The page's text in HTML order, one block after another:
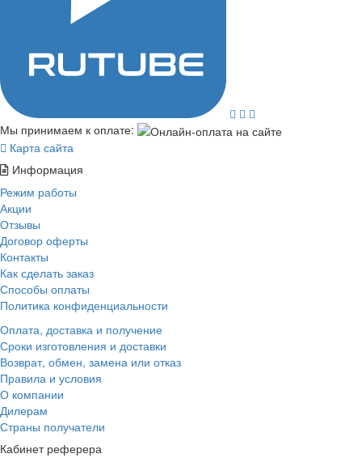
Мы принимаем к оплате:
Карта сайта
Информация
Режим работы
Акции
Отзывы
Договор оферты
Контакты
Как сделать заказ
Способы оплаты
Политика конфиденциальности
Оплата, доставка и получение
Сроки изготовления и доставки
Возврат, обмен, замена или отказ
Правила и условия
О компании
Дилерам
Страны получатели
Кабинет реферера